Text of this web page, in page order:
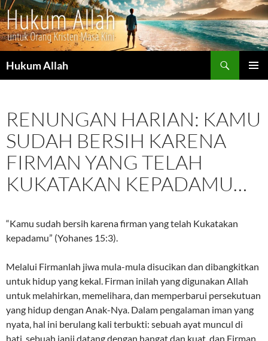
Hukum Allah
RENUNGAN HARIAN: KAMU
SUDAH BERSIH KARENA
FIRMAN YANG TELAH
KUKATAKAN KEPADAMU…
“Kamu sudah bersih karena firman yang telah Kukatakan
kepadamu” (Yohanes 15:3).
Melalui Firmanlah jiwa mula-mula disucikan dan dibangkitkan
untuk hidup yang kekal. Firman inilah yang digunakan Allah
untuk melahirkan, memelihara, dan memperbarui persekutuan
yang hidup dengan Anak-Nya. Dalam pengalaman iman yang
nyata, hal ini berulang kali terbukti: sebuah ayat muncul di
hati, sebuah janji datang dengan hangat dan kuat, dan Firman